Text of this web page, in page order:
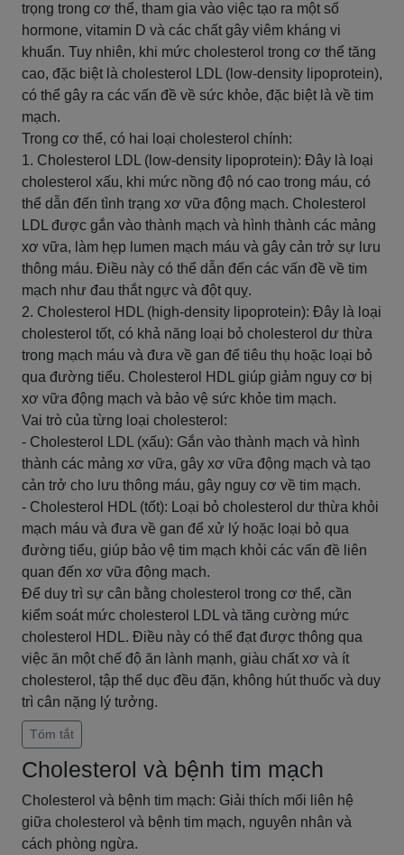
trọng trong cơ thể, tham gia vào việc tạo ra một số
hormone, vitamin D và các chất gây viêm kháng vi
khuẩn. Tuy nhiên, khi mức cholesterol trong cơ thể tăng
cao, đặc biệt là cholesterol LDL (low-density lipoprotein),
có thể gây ra các vấn đề về sức khỏe, đặc biệt là về tim
mạch.
Trong cơ thể, có hai loại cholesterol chính:
1. Cholesterol LDL (low-density lipoprotein): Đây là loại
cholesterol xấu, khi mức nồng độ nó cao trong máu, có
thể dẫn đến tình trạng xơ vữa động mạch. Cholesterol
LDL được gắn vào thành mạch và hình thành các mảng
xơ vữa, làm hẹp lumen mạch máu và gây cản trở sự lưu
thông máu. Điều này có thể dẫn đến các vấn đề về tim
mạch như đau thắt ngực và đột quỵ.
2. Cholesterol HDL (high-density lipoprotein): Đây là loại
cholesterol tốt, có khả năng loại bỏ cholesterol dư thừa
trong mạch máu và đưa về gan để tiêu thụ hoặc loại bỏ
qua đường tiểu. Cholesterol HDL giúp giảm nguy cơ bị
xơ vữa động mạch và bảo vệ sức khỏe tim mạch.
Vai trò của từng loại cholesterol:
- Cholesterol LDL (xấu): Gắn vào thành mạch và hình
thành các mảng xơ vữa, gây xơ vữa động mạch và tạo
cản trở cho lưu thông máu, gây nguy cơ về tim mạch.
- Cholesterol HDL (tốt): Loại bỏ cholesterol dư thừa khỏi
mạch máu và đưa về gan để xử lý hoặc loại bỏ qua
đường tiểu, giúp bảo vệ tim mạch khỏi các vấn đề liên
quan đến xơ vữa động mạch.
Để duy trì sự cân bằng cholesterol trong cơ thể, cần
kiểm soát mức cholesterol LDL và tăng cường mức
cholesterol HDL. Điều này có thể đạt được thông qua
việc ăn một chế độ ăn lành mạnh, giàu chất xơ và ít
cholesterol, tập thể dục đều đặn, không hút thuốc và duy
trì cân nặng lý tưởng.
Tóm tắt
Cholesterol và bệnh tim mạch
Cholesterol và bệnh tim mạch: Giải thích mối liên hệ
giữa cholesterol và bệnh tim mạch, nguyên nhân và
cách phòng ngừa.